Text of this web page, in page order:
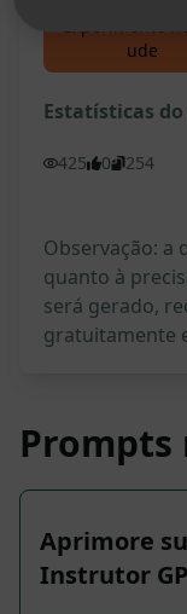
Experimente
ude
Estatísticas
425 0 254
Observação: a
quanto à
será gerado,
gratuitamente
Prompts
Aprimore
Instrutor